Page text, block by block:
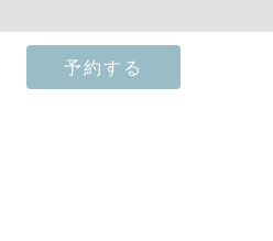
予約する